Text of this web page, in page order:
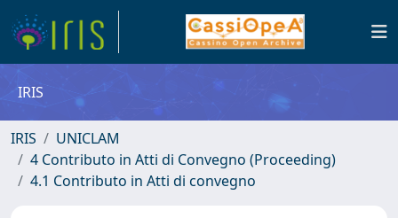
IRIS
IRIS
UNICLAM
4 Contributo in Atti di Convegno (Proceeding)
4.1 Contributo in Atti di convegno